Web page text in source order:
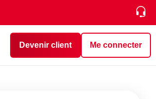
Devenir client Me connecter